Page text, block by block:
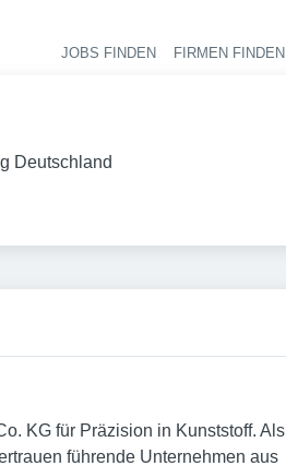
JOBS FINDEN FIRMEN FINDEN
Deutschland
KG für Präzision in Kunststoff. Als
führende Unternehmen aus